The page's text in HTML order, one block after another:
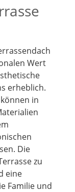
Wert
erheblich.
in
Die
zu
eine
Familie und